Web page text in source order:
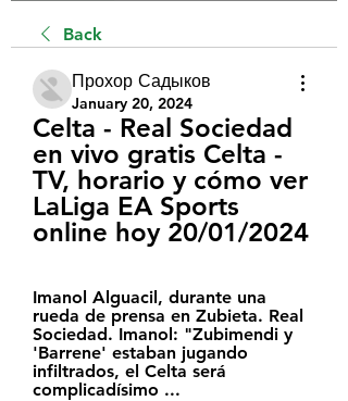
Back
Прохор Садыков
January 20, 2024
Celta - Real Sociedad
en vivo gratis Celta -
TV, horario y cómo ver
LaLiga EA Sports
online hoy 20/01/2024
Imanol Alguacil, durante una
rueda de prensa en Zubieta. Real
Sociedad. Imanol: "Zubimendi y
'Barrene' estaban jugando
infiltrados, el Celta será
complicadísimo ...